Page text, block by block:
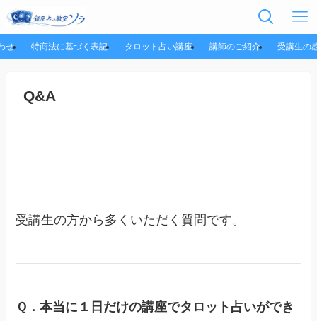
せ 特商法に基づく表記 タロット占い講座 講師のご紹介 受講生の
Q&A
受講生の方から多くいただく質問です。
Ｑ．本当に１日だけの講座でタロット占いができ